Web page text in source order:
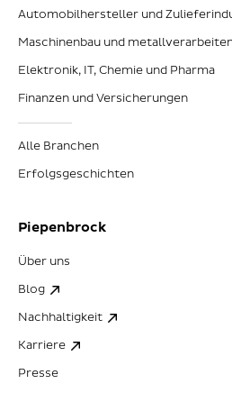
Automobilhersteller und
Maschinenbau und
Elektronik, IT, Chemie und Pharma
Finanzen und Versicherungen
Alle Branchen
Erfolgsgeschichten
Piepenbrock
Über uns
Blog
Nachhaltigkeit
Karriere
Presse